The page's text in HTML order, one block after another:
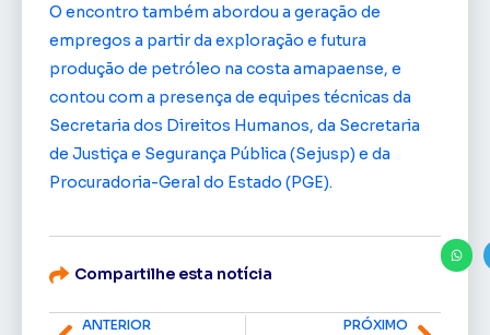
O encontro também abordou a geração de
empregos a partir da exploração e futura
produção de petróleo na costa amapaense, e
contou com a presença de equipes técnicas da
Secretaria dos Direitos Humanos, da Secretaria
de Justiça e Segurança Pública (Sejusp) e da
Procuradoria-Geral do Estado (PGE).
Compartilhe esta notícia
ANTERIOR
PRÓXIMO